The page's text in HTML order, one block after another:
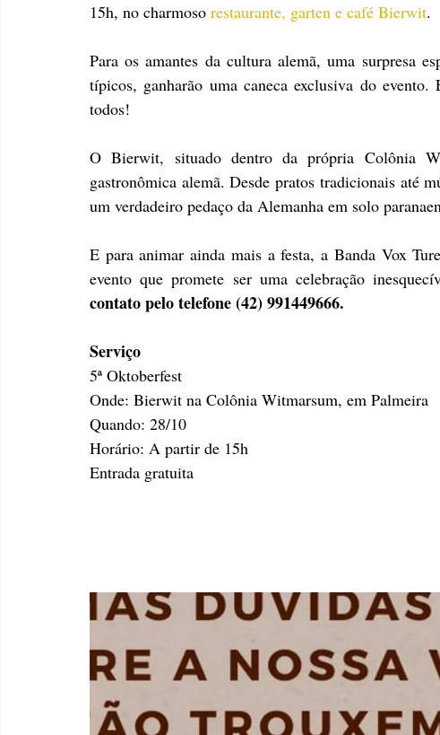
15h, no charmoso restaurante, garten e café Bierwit.
Para os amantes da cultura alemã, uma surpresa
típicos, ganharão uma caneca exclusiva do
todos!
O Bierwit, situado dentro da própria Colônia
gastronômica alemã. Desde pratos tradicionais até
um verdadeiro pedaço da Alemanha em solo
E para animar ainda mais a festa, a Banda Vox
evento que promete ser uma celebração
contato pelo telefone (42) 991449666.
Serviço
5ª Oktoberfest
Onde: Bierwit na Colônia Witmarsum, em Palmeira
Quando: 28/10
Horário: A partir de 15h
Entrada gratuita